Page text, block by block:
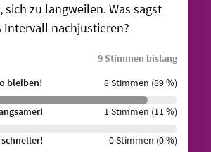
sich zu langweilen. Was sagst
Intervall nachjustieren?
9 Stimmen bislang
bleiben!
8 Stimmen (89 %)
1 Stimmen (11 %)
0 Stimmen (0 %)